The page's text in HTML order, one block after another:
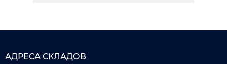
АДРЕСА СКЛАДОВ